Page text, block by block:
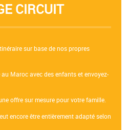
CIRCUIT
sur base de nos propres
Maroc avec des enfants et envoyez-
offre sur mesure pour votre famille.
encore être entièrement adapté selon